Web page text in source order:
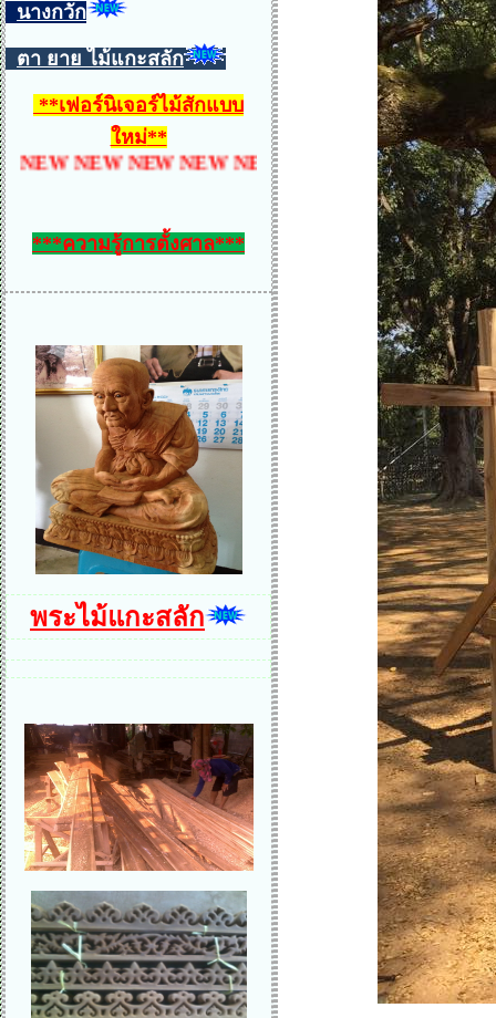
นางกวัก
ตา ยาย ไม้แกะสลัก
**เฟอร์นิเจอร์ไม้สักแบบ
ใหม่**
NEW NEW NEW NEW NEW NEW NEW NEW
***ความรู้การตั้งศาล***
พระไม้แกะสลัก